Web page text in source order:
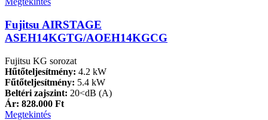
Fujitsu AIRSTAGE
ASEH14KGTG/AOEH14KGCG
Fujitsu KG sorozat
Hűtőteljesítmény: 4.2 kW
Fűtőteljesítmény: 5.4 kW
Beltéri zajszint: 20<dB (A)
Ár: 828.000 Ft
Megtekintés